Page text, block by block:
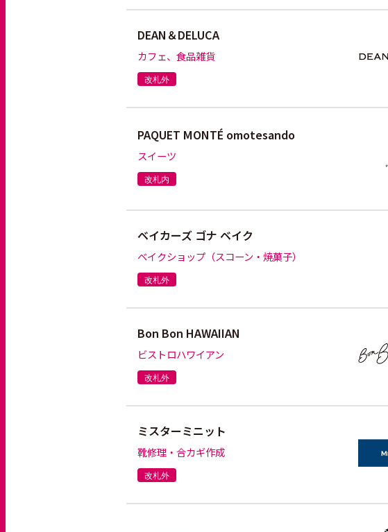
DEAN＆DELUCA
カフェ、食品雑貨
改札外
PAQUET MONTÉ omotesando
スイーツ
改札内
ベイカーズ ゴナ ベイク
ベイクショップ（スコーン・焼菓子）
改札外
Bon Bon HAWAIIAN
ビストロハワイアン
改札外
ミスターミニット
靴修理・合カギ作成
改札外